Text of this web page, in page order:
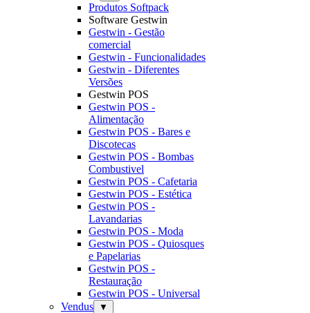
Produtos Softpack
Software Gestwin
Gestwin - Gestão
comercial
Gestwin - Funcionalidades
Gestwin - Diferentes
Versões
Gestwin POS
Gestwin POS -
Alimentação
Gestwin POS - Bares e
Discotecas
Gestwin POS - Bombas
Combustivel
Gestwin POS - Cafetaria
Gestwin POS - Estética
Gestwin POS -
Lavandarias
Gestwin POS - Moda
Gestwin POS - Quiosques
e Papelarias
Gestwin POS -
Restauração
Gestwin POS - Universal
Vendus
▼